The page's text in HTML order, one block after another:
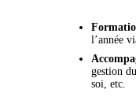
l’année
gestion
soi, etc.